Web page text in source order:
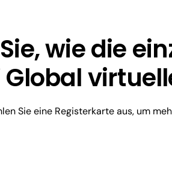
wie die
Sie eine Registerkarte aus, um